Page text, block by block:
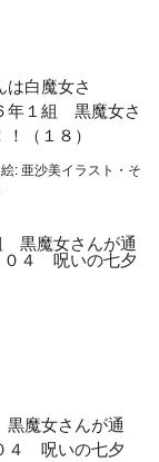
は白魔女さ
１組 黒魔女さ
（１８）
: 亜沙美イラスト・そ
魔女さんが通
４ 呪いの七夕